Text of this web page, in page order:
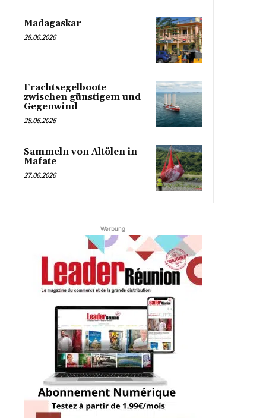
Madagaskar
28.06.2026
Frachtsegelboote
zwischen günstigem und
Gegenwind
28.06.2026
Sammeln von Altölen in
Mafate
27.06.2026
Werbung